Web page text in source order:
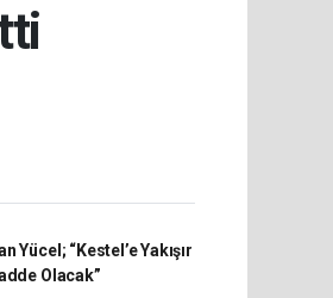
Yücel; “Kestel’e Yakışır
Olacak”